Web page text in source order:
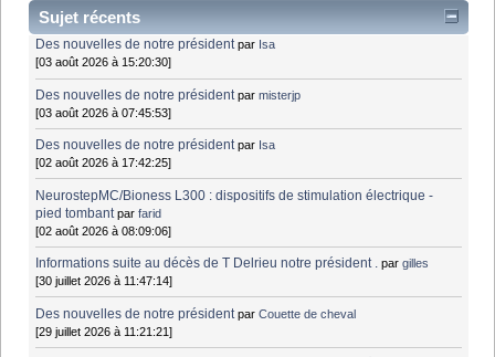
Sujet récents
Des nouvelles de notre président par Isa
[03 août 2026 à 15:20:30]
Des nouvelles de notre président parmisterjp
[03 août 2026 à 07:45:53]
Des nouvelles de notre président par Isa
[02 août 2026 à 17:42:25]
NeurostepMC/Bioness L300 : dispositifs de stimulation électrique -
pied tombant parfarid
[02 août 2026 à 08:09:06]
Informations suite au décès de T Delrieu notre président . pargilles
[30 juillet 2026 à 11:47:14]
Des nouvelles de notre président parCouette de cheval
[29 juillet 2026 à 11:21:21]